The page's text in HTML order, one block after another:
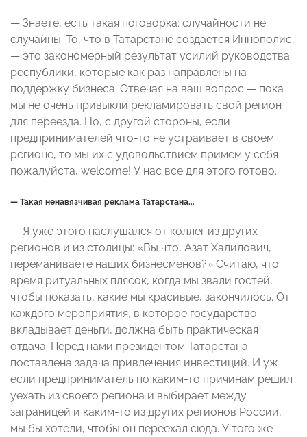
— Знаете, есть такая поговорка: случайности не
случайны. То, что в Татарстане создается Иннополис,
— это закономерный результат усилий руководства
республики, которые как раз направлены на
поддержку бизнеса. Отвечая на ваш вопрос — пока
мы не очень привыкли рекламировать свой регион
для переезда. Но, с другой стороны, если
предпринимателей что-то не устраивает в своем
регионе, то мы их с удовольствием примем у себя —
пожалуйста, welcome! У нас все для этого готово.
— Такая ненавязчивая реклама Татарстана...
— Я уже этого наслушался от коллег из других
регионов и из столицы: «Вы что, Азат Халилович,
переманиваете наших бизнесменов?» Считаю, что
время ритуальных плясок, когда мы звали гостей,
чтобы показать, какие мы красивые, закончилось. От
каждого мероприятия, в которое государство
вкладывает деньги, должна быть практическая
отдача. Перед нами президентом Татарстана
поставлена задача привлечения инвестиций. И уж
если предприниматель по каким-то причинам решил
уехать из своего региона и выбирает между
заграницей и каким-то из других регионов России,
мы бы хотели, чтобы он переехал сюда. У того же